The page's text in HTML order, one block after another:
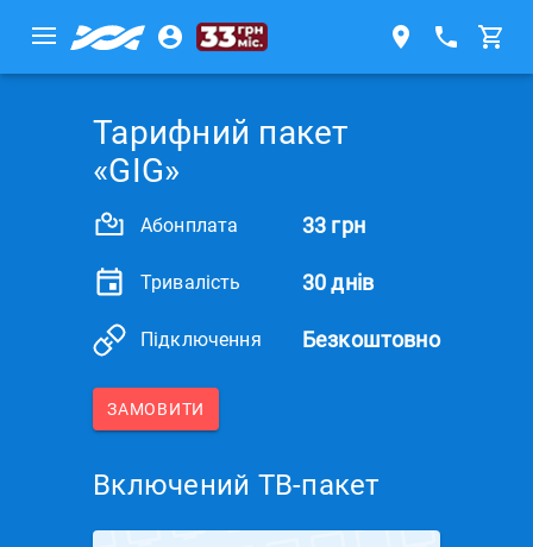
Тарифний пакет
«GIG»
Абонплата 33 грн
Тривалість 30 днів
Підключення Безкоштовно
ЗАМОВИТИ
Включений ТВ-пакет